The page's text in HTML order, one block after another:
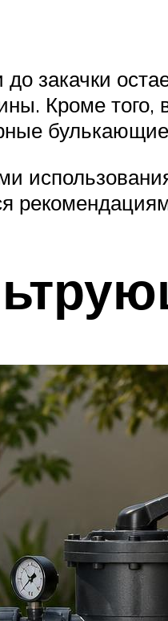
закачки
Кроме